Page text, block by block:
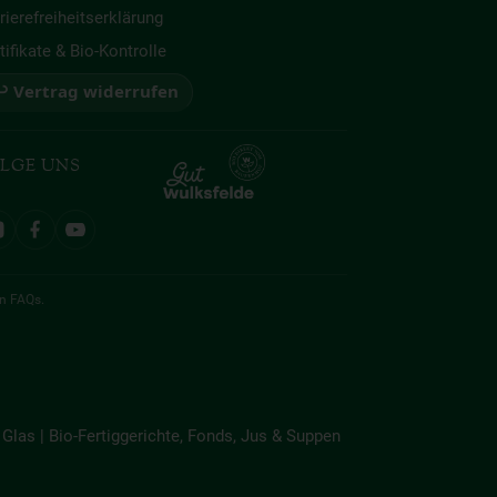
& Bio-Kontrolle
Vertrag widerrufen
UNS
FAQs
| Bio-Fertiggerichte, Fonds, Jus & Suppen